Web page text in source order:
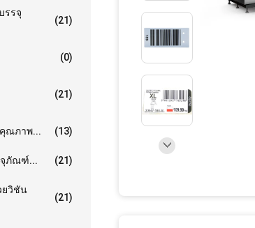
รรจุ
(21)
(0)
(21)
ณภาพ... (13)
จุภัณฑ์... (21)
ยวิชัน
(21)